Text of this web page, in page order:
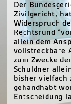
Der
Zivilgericht,
Widerspruch
Rechtsrund
allein dem
vollstreckbare
zum Zwecke
Schuldner
bisher vielfach
gehandhabt
Entscheidung